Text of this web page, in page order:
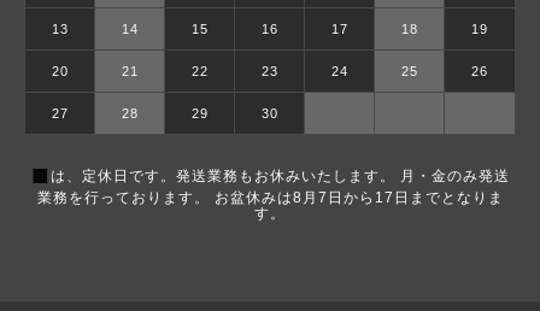
13 14 15 16 17 18 19
20 21 22 23 24 25 26
27 28 29 30
■ は、定休日です。発送業務もお休みいたします。 月・金のみ発送
業務を行っております。 お盆休みは8月7日から17日までとなりま
す。